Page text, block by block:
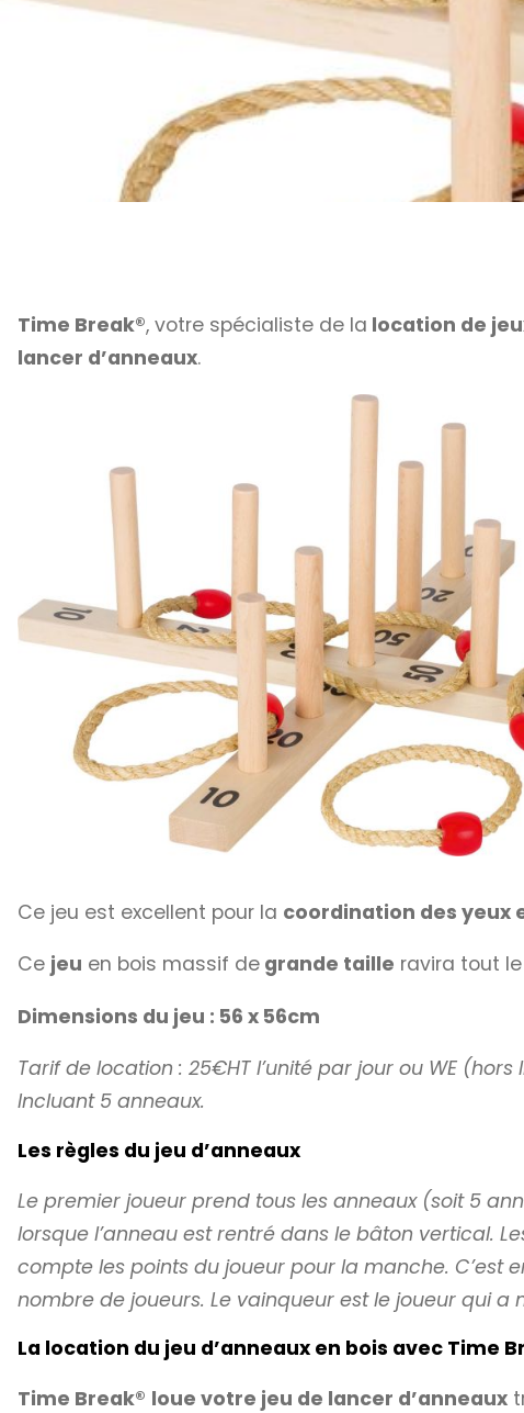
Time Break®, votre spécialiste de la location de
lancer d’anneaux.
Ce jeu est excellent pour la coordination des yeux
Ce jeu en bois massif de grande taille ravira tout
Dimensions du jeu : 56 x 56cm
Tarif de location : 25€HT l’unité par jour ou WE
Incluant 5 anneaux.
Les règles du jeu d’anneaux
Le premier joueur prend tous les anneaux (soit 5
lorsque l’anneau est rentré dans le bâton vertical.
compte les points du joueur pour la manche. C’est
nombre de joueurs. Le vainqueur est le joueur qui
La location du jeu d’anneaux en bois avec Time
Time Break® loue votre jeu de lancer d’anneaux